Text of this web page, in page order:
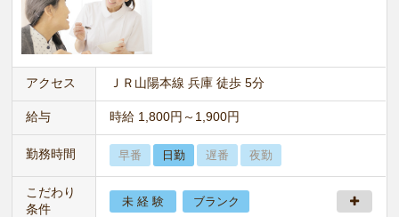
アクセス ＪＲ山陽本線 兵庫 徒歩 5分
給与 時給 1,800円～1,900円
勤務時間 早番 日勤 遅番 夜勤
こだわり
条件
未 経 験 ブランク